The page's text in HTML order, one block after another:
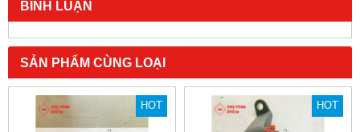
BÌNH LUẬN
SẢN PHẨM CÙNG LOẠI
HOT HOT